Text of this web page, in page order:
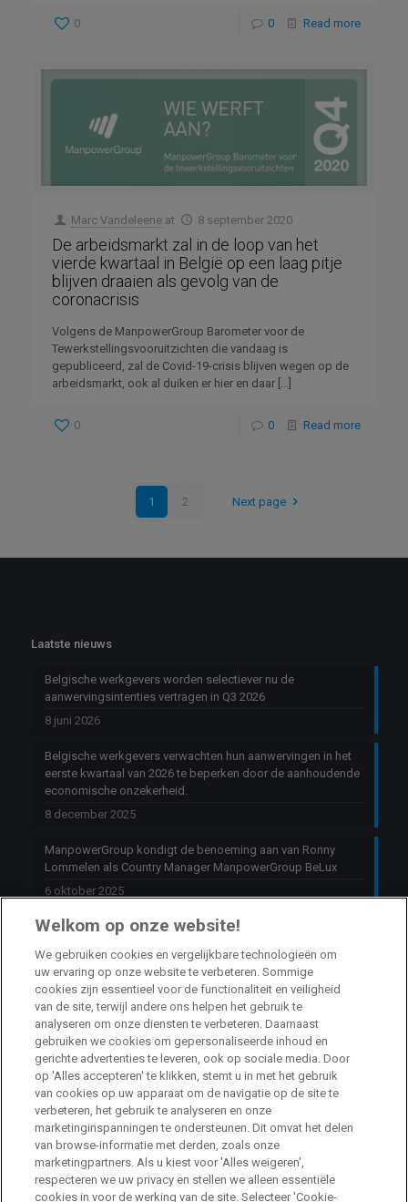
0 0 Read more
Marc Vandeleene at 8 september 2020
De arbeidsmarkt zal in de loop van het
vierde kwartaal in België op een laag pitje
blijven draaien als gevolg van de
coronacrisis
Volgens de ManpowerGroup Barometer voor de
Tewerkstellingsvooruitzichten die vandaag is
gepubliceerd, zal de Covid-19-crisis blijven wegen op de
arbeidsmarkt, ook al duiken er hier en daar
0 0 Read more
1 2 Next page
Laatste nieuws
Belgische werkgevers worden selectiever nu de
aanwervingsintenties vertragen in Q3 2026
8 juni 2026
Belgische werkgevers verwachten hun aanwervingen in het
eerste kwartaal van 2026 te beperken door de aanhoudende
economische onzekerheid.
8 december 2025
ManpowerGroup kondigt de benoeming aan van Ronny
Lommelen als Country Manager ManpowerGroup BeLux
6 oktober 2025
HR Consultant Sint-Niklaas
Sint-Niklaas Full Time
Stage HR Consultant – Machelen
Machelen Internship
Talent Acquisition Specialist Life Sciences
Machelen Full Time
Welkom op onze website!
We gebruiken cookies en vergelijkbare technologieën om
uw ervaring op onze website te verbeteren. Sommige
cookies zijn essentieel voor de functionaliteit en veiligheid
van de site, terwijl andere ons helpen het gebruik te
analyseren om onze diensten te verbeteren. Daarnaast
gebruiken we cookies om gepersonaliseerde inhoud en
gerichte advertenties te leveren, ook op sociale media. Door
op 'Alles accepteren' te klikken, stemt u in met het gebruik
van cookies op uw apparaat om de navigatie op de site te
verbeteren, het gebruik te analyseren en onze
marketinginspanningen te ondersteunen. Dit omvat het delen
van browse-informatie met derden, zoals onze
marketingpartners. Als u kiest voor 'Alles weigeren',
respecteren we uw privacy en stellen we alleen essentiële
cookies in voor de werking van de site. Selecteer 'Cookie-